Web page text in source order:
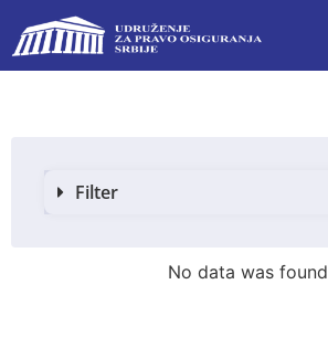
Filter
No data was found